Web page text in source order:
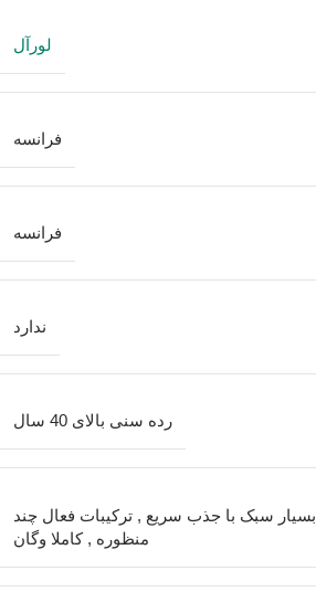
لورآل
فرانسه
فرانسه
ندارد
رده سنی بالای 40 سال
بسیار سبک با جذب سریع , ترکیبات فعال چند
منظوره ,کاملا وگان